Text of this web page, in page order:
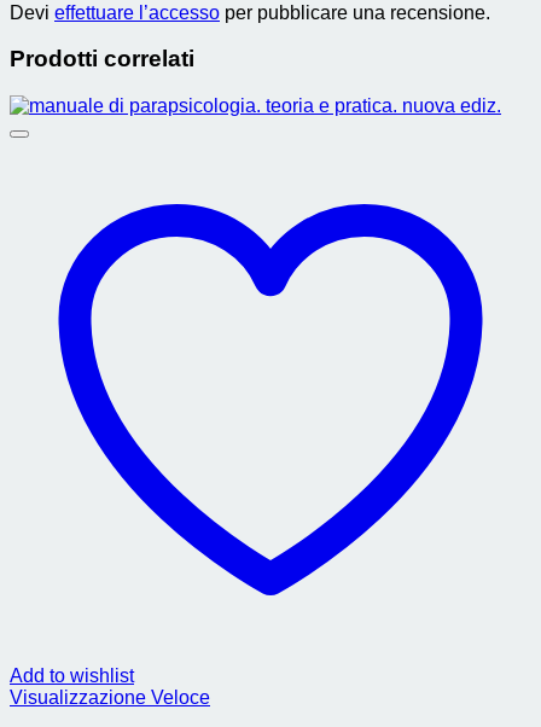
Devi effettuare l’accesso per pubblicare una recensione.
Prodotti correlati
Add to wishlist
Visualizzazione Veloce